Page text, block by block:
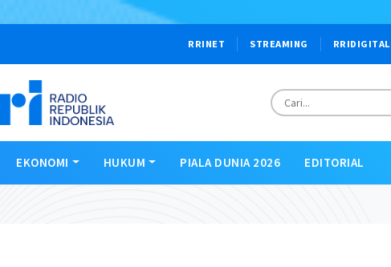
RRINET STREAMING RRIDIGITAL
EKONOMI HUKUM PIALA DUNIA 2026 EDITORIAL